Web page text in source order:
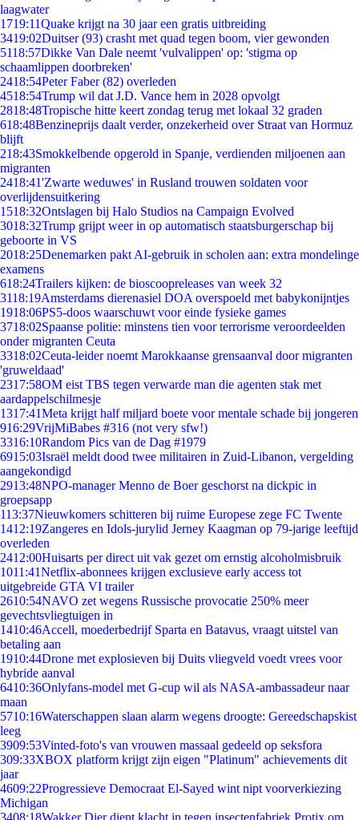
laagwater
1719:11Quake krijgt na 30 jaar een gratis uitbreiding
3419:02Duitser (93) crasht met quad tegen boom, vier gewonden
5118:57Dikke Van Dale neemt 'vulvalippen' op: 'stigma op
schaamlippen doorbreken'
2418:54Peter Faber (82) overleden
4518:54Trump wil dat J.D. Vance hem in 2028 opvolgt
2818:48Tropische hitte keert zondag terug met lokaal 32 graden
618:48Benzineprijs daalt verder, onzekerheid over Straat van Hormuz
blijft
218:43Smokkelbende opgerold in Spanje, verdienden miljoenen aan
migranten
2418:41'Zwarte weduwes' in Rusland trouwen soldaten voor
overlijdensuitkering
1518:32Ontslagen bij Halo Studios na Campaign Evolved
3018:32Trump grijpt weer in op automatisch staatsburgerschap bij
geboorte in VS
2018:25Denemarken pakt AI-gebruik in scholen aan: extra mondelinge
examens
618:24Trailers kijken: de bioscoopreleases van week 32
3118:19Amsterdams dierenasiel DOA overspoeld met babykonijntjes
1918:06PS5-doos waarschuwt voor einde fysieke games
3718:02Spaanse politie: minstens tien voor terrorisme veroordeelden
onder migranten Ceuta
3318:02Ceuta-leider noemt Marokkaanse grensaanval door migranten
'gruweldaad'
2317:58OM eist TBS tegen verwarde man die agenten stak met
aardappelschilmesje
1317:41Meta krijgt half miljard boete voor mentale schade bij jongeren
916:29VrijMiBabes #316 (not very sfw!)
3316:10Random Pics van de Dag #1979
6915:03Israël meldt dood twee militairen in Zuid-Libanon, vergelding
aangekondigd
2913:48NPO-manager Menno de Boer geschorst na dickpic in
groepsapp
113:37Nieuwkomers schitteren bij ruime Europese zege FC Twente
1412:19Zangeres en Idols-jurylid Jerney Kaagman op 79-jarige leeftijd
overleden
2412:00Huisarts per direct uit vak gezet om ernstig alcoholmisbruik
1011:41Netflix-abonnees krijgen exclusieve early access tot
uitgebreide GTA VI trailer
2610:54NAVO zet wegens Russische provocatie 250% meer
gevechtsvliegtuigen in
1410:46Accell, moederbedrijf Sparta en Batavus, vraagt uitstel van
betaling aan
1910:44Drone met explosieven bij Duits vliegveld voedt vrees voor
hybride aanval
6410:36Onlyfans-model met G-cup wil als NASA-ambassadeur naar
maan
5710:16Waterschappen slaan alarm wegens droogte: Gereedschapskist
leeg
3909:53Vinted-foto's van vrouwen massaal gedeeld op seksfora
309:33XBOX platform krijgt zijn eigen "Platinum" achievements dit
jaar
4609:22Progressieve Democraat El-Sayed wint nipt voorverkiezing
Michigan
3408:18Wakker Dier dient klacht in tegen insectenfabriek Protix om